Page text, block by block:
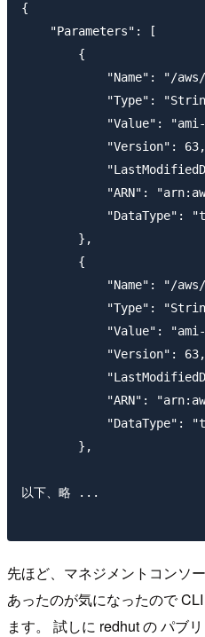
{
    "Parameters": [
        {
"Name": "/
"Type":
"Value":
            "Version": 63,
"ARN":
"DataType":
        },
        {
"Name": "/
"Type":
"Value":
            "Version": 63,
"ARN":
"DataType":
        },
以下、略 ...
先ほど、マネジメントコンソ
あったのが気になったので
ます。 試しに redhut の パブ